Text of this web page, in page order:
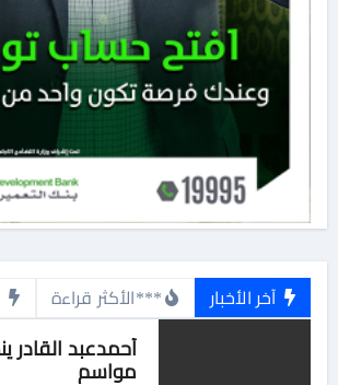
آخر الأخبار ***الأكثر قراءة
مواسم